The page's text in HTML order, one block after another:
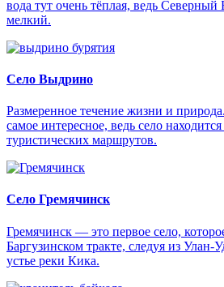
вода тут очень тёплая, ведь Северный
мелкий.
Село Выдрино
Размеренное течение жизни и
самое интересное, ведь село
туристических маршрутов.
Село Гремячинск
Гремячинск — это первое село,
Баргузинском тракте, следуя из Улан-
устье реки Кика.